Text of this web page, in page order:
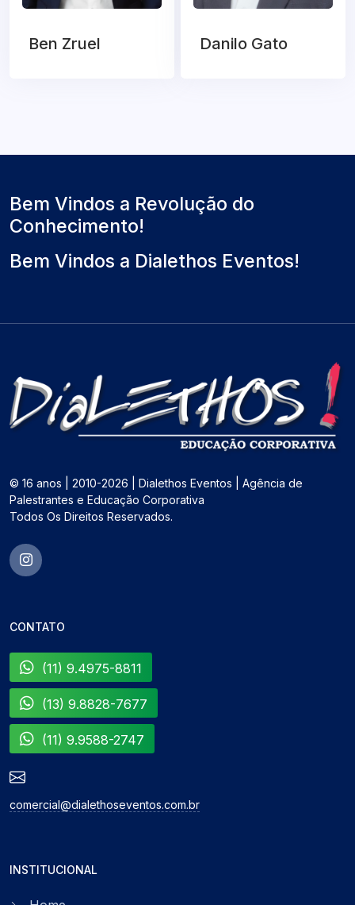
Ben Zruel Danilo Gato
Bem Vindos a Revolução do
Conhecimento!
Bem Vindos a Dialethos Eventos!
© 16 anos | 2010-2026 | Dialethos Eventos | Agência de
Palestrantes e Educação Corporativa
Todos Os Direitos Reservados.
CONTATO
(11) 9.4975-8811
(13) 9.8828-7677
(11) 9.9588-2747
comercial@dialethoseventos.com.br
INSTITUCIONAL